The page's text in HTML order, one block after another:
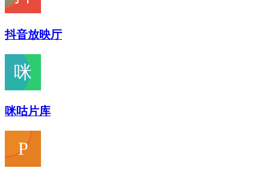
抖音放映厅
咪咕片库